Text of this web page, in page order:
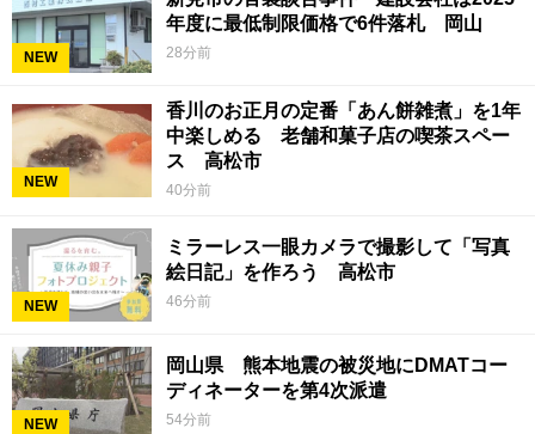
NEW
年度に最低制限価格で6件落札 岡山
28分前
NEW
香川のお正月の定番「あん餅雑煮」を1年
中楽しめる 老舗和菓子店の喫茶スペー
ス 高松市
40分前
NEW
ミラーレス一眼カメラで撮影して「写真
絵日記」を作ろう 高松市
46分前
NEW
岡山県 熊本地震の被災地にDMATコー
ディネーターを第4次派遣
54分前